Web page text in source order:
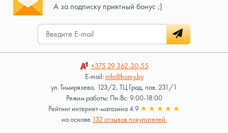
А за подписку приятный бонус ;)
+375 29362-30-55
E-mail:info@homy.by
ул. Тимирязева, 123/2, ТЦ Град, пав. 231/1
Режим работы: Пн-Вс: 9:00-18:00
Рейтинг интернет-магазина 4.9 ★ ★ ★ ★ ★
на основе 132 отзывов покупателей.